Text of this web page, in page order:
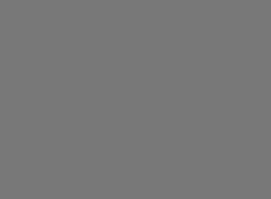
laatste verhoogde
Hybrid 110 e-DCS6, lening op
StretchFin Plus voor een E-208